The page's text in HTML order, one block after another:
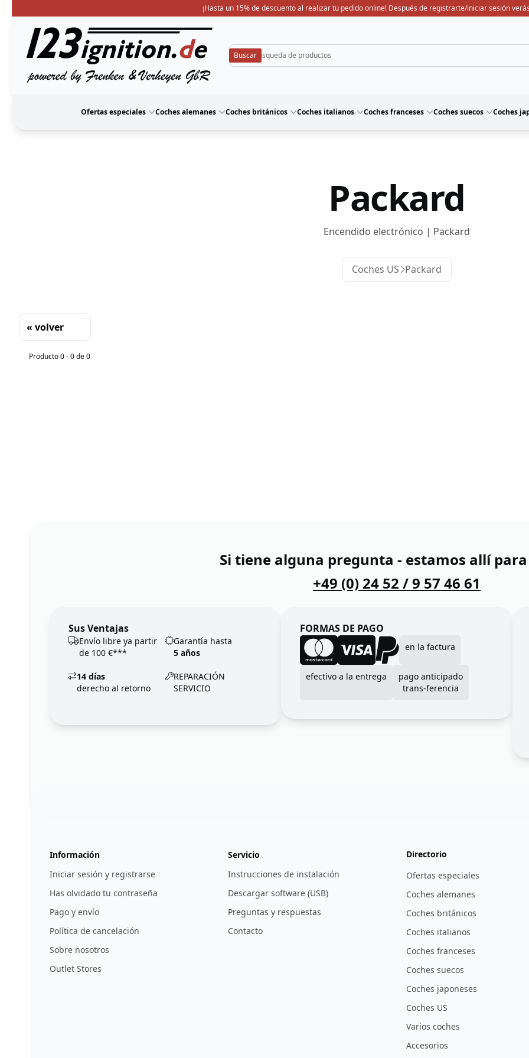
¡Hasta un 15% de descuento al realizar tu pedido online! Después de registrarte/iniciar sesión
123ignition
Ofertas especiales Coches alemanes Coches británicos Coches italianos Coches franceses Coches suecos Coches
Packard
Encendido electrónico | Packard
Coches US Packard
« volver
Clasificación
Producto 0 - 0 de 0
Si tiene alguna pregunta - estamos allí
+49 (0) 24 52 / 9 57 46 61
Sus Ventajas
Envío libre ya partir
de 100 €***
Garantía hasta
5 años
14 días
derecho al retorno
REPARACIÓN
SERVICIO
FORMAS DE PAGO
en la factura
efectivo a la entrega
pago anticipado
trans-ferencia
Información
Iniciar sesión y registrarse
Has olvidado tu contraseña
Pago y envío
Política de cancelación
Sobre nosotros
Outlet Stores
Servicio
Instrucciones de instalación
Descargar software (USB)
Preguntas y respuestas
Contacto
Directorio
Ofertas especiales
Coches alemanes
Coches británicos
Coches italianos
Coches franceses
Coches suecos
Coches japoneses
Coches US
Varios coches
Accesorios